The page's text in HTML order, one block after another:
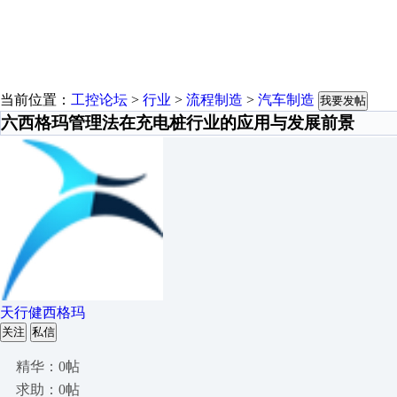
当前位置： 工控论坛 > 行业 > 流程制造 > 汽车制造 我要发帖
六西格玛管理法在充电桩行业的应用与发展前景
天行健西格玛
关注 私信
精华：0帖
求助：0帖